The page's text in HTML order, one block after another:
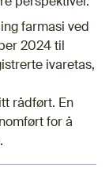
farmasi ved
2024 til
ivaretas,
rådført. En
for å